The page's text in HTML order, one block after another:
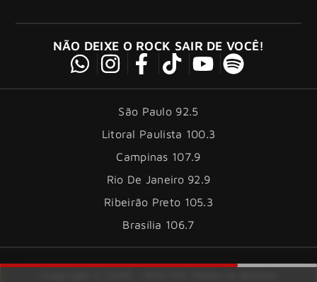
NÃO DEIXE O ROCK SAIR DE VOCÊ!
São Paulo 92.5
Litoral Paulista 100.3
Campinas 107.9
Rio De Janeiro 92.9
Ribeirão Preto 105.3
Brasília 106.7